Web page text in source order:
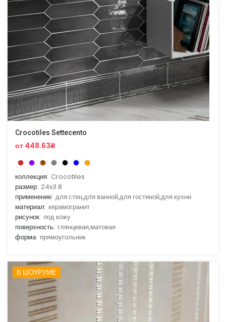
Crocotiles Settecento
от 448.63₴
коллекция: Crocotiles
размер: 24x3.8
применение: для стен,для ванной,для гостиной,для кухни
материал: керамогранит
рисунок: под кожу
поверхность: глянцевая,матовая
форма: прямоугольник
В ШОУРУМЕ